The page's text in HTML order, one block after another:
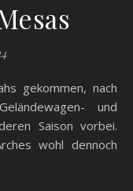
und
Saison vorbei.
wohl dennoch